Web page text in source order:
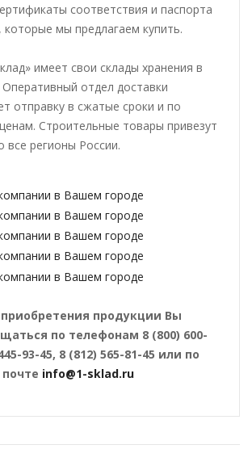
соответствия и паспорта
которые мы предлагаем купить.
имеет свои склады хранения в
отдел доставки
отправку в сжатые сроки и по
Строительные товары привезут
все регионы России.
продукции Вы
по телефонам 8 (800) 600-
93-45, 8 (812) 565-81-45 или по
info@1-sklad.ru